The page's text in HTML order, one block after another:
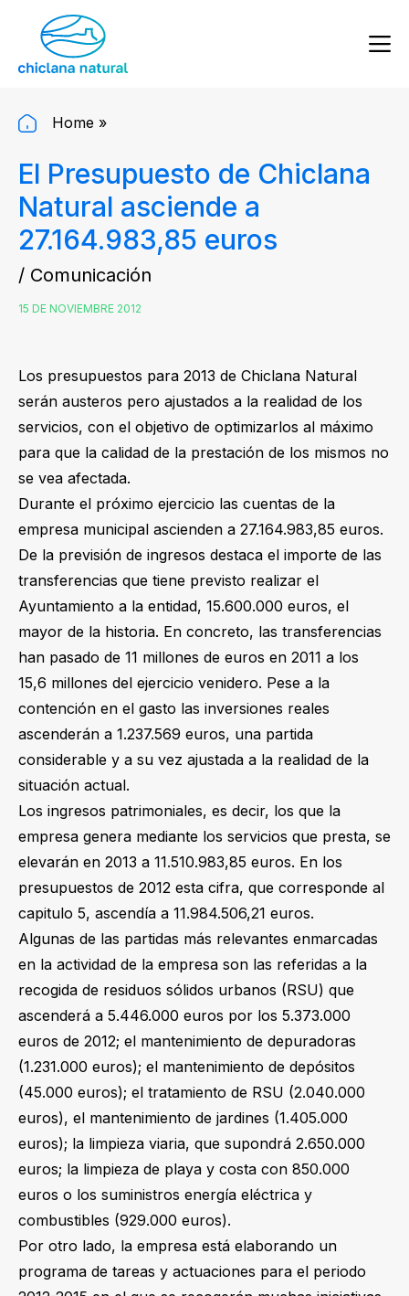
Home »
El Presupuesto de Chiclana
Natural asciende a
27.164.983,85 euros
/ Comunicación
15 DE NOVIEMBRE 2012
Los presupuestos para 2013 de Chiclana Natural
serán austeros pero ajustados a la realidad de los
servicios, con el objetivo de optimizarlos al máximo
para que la calidad de la prestación de los mismos no
se vea afectada.
Durante el próximo ejercicio las cuentas de la
empresa municipal ascienden a 27.164.983,85 euros.
De la previsión de ingresos destaca el importe de las
transferencias que tiene previsto realizar el
Ayuntamiento a la entidad, 15.600.000 euros, el
mayor de la historia. En concreto, las transferencias
han pasado de 11 millones de euros en 2011 a los
15,6 millones del ejercicio venidero. Pese a la
contención en el gasto las inversiones reales
ascenderán a 1.237.569 euros, una partida
considerable y a su vez ajustada a la realidad de la
situación actual.
Los ingresos patrimoniales, es decir, los que la
empresa genera mediante los servicios que presta, se
elevarán en 2013 a 11.510.983,85 euros. En los
presupuestos de 2012 esta cifra, que corresponde al
capitulo 5, ascendía a 11.984.506,21 euros.
Algunas de las partidas más relevantes enmarcadas
en la actividad de la empresa son las referidas a la
recogida de residuos sólidos urbanos (RSU) que
ascenderá a 5.446.000 euros por los 5.373.000
euros de 2012; el mantenimiento de depuradoras
(1.231.000 euros); el mantenimiento de depósitos
(45.000 euros); el tratamiento de RSU (2.040.000
euros), el mantenimiento de jardines (1.405.000
euros); la limpieza viaria, que supondrá 2.650.000
euros; la limpieza de playa y costa con 850.000
euros o los suministros energía eléctrica y
combustibles (929.000 euros).
Por otro lado, la empresa está elaborando un
programa de tareas y actuaciones para el periodo